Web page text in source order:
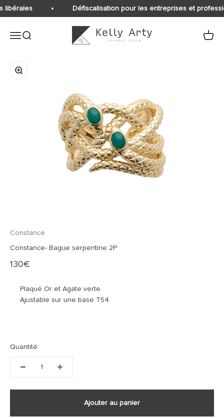
Passer au contenu
libérales Défiscalisation pour les entreprises et
Ouvrir la navigation
Ouvrir la recherche
Kelly Arty
Voir
Zoomer sur l'image
Constance
Constance- Bague serpentine 2P
Prix de vente
130€
Plaqué Or et Agate verte.
Ajustable sur une base T54.
Quantité:
Ajouter au panier